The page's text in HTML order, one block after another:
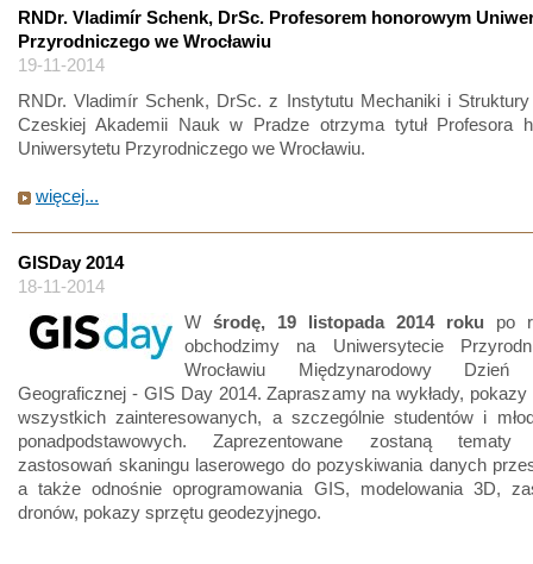
RNDr. Vladimír Schenk, DrSc. Profesorem honorowym
Przyrodniczego we Wrocławiu
19-11-2014
RNDr. Vladimír Schenk, DrSc. z Instytutu Mechaniki i
Czeskiej Akademii Nauk w Pradze otrzyma tytuł Profesora
Uniwersytetu Przyrodniczego we Wrocławiu.
więcej...
GISDay 2014
18-11-2014
W środę, 19 listopada 2014 roku po
obchodzimy na Uniwersytecie
Wrocławiu Międzynarodowy Dzień
Geograficznej - GIS Day 2014. Zapraszamy na wykłady,
wszystkich zainteresowanych, a szczególnie studentów i
ponadpodstawowych. Zaprezentowane zostaną tematy
zastosowań skaningu laserowego do pozyskiwania danych
a także odnośnie oprogramowania GIS, modelowania 3D,
dronów, pokazy sprzętu geodezyjnego.